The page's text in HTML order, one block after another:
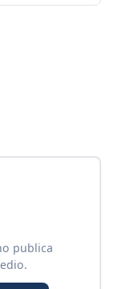
publica